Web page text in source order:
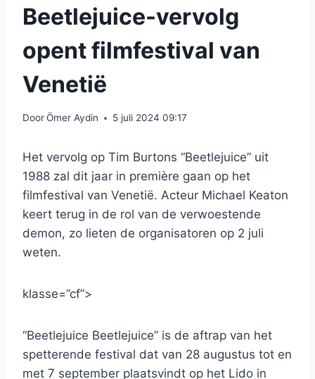
Beetlejuice-vervolg
opent filmfestival van
Venetië
DoorÖmer Aydin 5 juli 2024 09:17
Het vervolg op Tim Burtons “Beetlejuice” uit
1988 zal dit jaar in première gaan op het
filmfestival van Venetië. Acteur Michael Keaton
keert terug in de rol van de verwoestende
demon, zo lieten de organisatoren op 2 juli
weten.
klasse=”cf”>
“Beetlejuice Beetlejuice” is de aftrap van het
spetterende festival dat van 28 augustus tot en
met 7 september plaatsvindt op het Lido in